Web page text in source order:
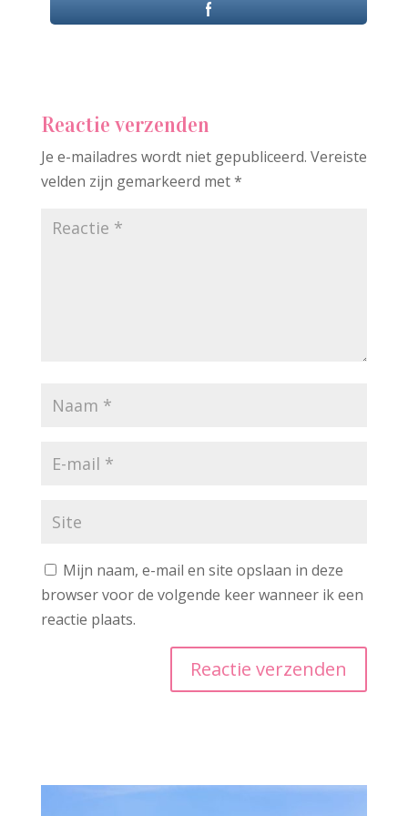
Reactie verzenden
Je e-mailadres wordt niet gepubliceerd. Vereiste
velden zijn gemarkeerd met*
Mijn naam, e-mail en site opslaan in deze
browser voor de volgende keer wanneer ik een
reactie plaats.